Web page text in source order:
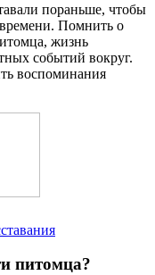
пораньше, чтобы
Помнить о
жизнь
событий вокруг.
воспоминания
питомца?